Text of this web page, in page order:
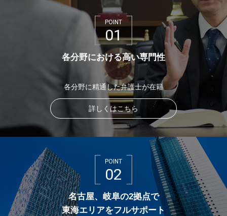
POINT
01
各分野における高い専門性
各分野に精通した弁護士が在籍
詳しくはこちら
POINT
02
名古屋、岐阜の2拠点で
東海エリアをフルサポート